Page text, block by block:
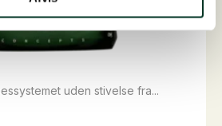
uden stivelse fra...